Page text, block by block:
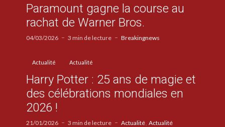
Paramount gagne la course au
rachat de Warner Bros.
04/03/2026 3 min de lecture Breakingnews
Actualité Actualité
Harry Potter : 25 ans de magie et
des célébrations mondiales en
2026 !
21/01/2026 3 min de lecture Actualité Actualité